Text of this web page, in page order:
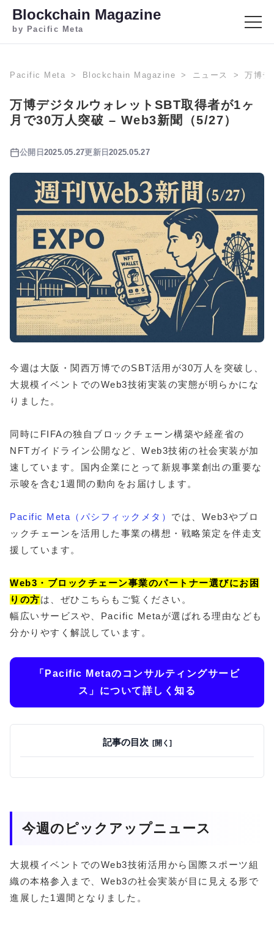
Blockchain Magazine
by Pacific Meta
Pacific Meta Blockchain Magazine ニュース 万博デ
万博デジタルウォレットSBT取得者が1ヶ
月で30万人突破 – Web3新聞（5/27）
公開日 2025.05.27更新日2025.05.27
今週は大阪・関西万博でのSBT活用が30万人を突破し、
大規模イベントでのWeb3技術実装の実態が明らかにな
りました。
同時にFIFAの独自ブロックチェーン構築や経産省の
NFTガイドライン公開など、Web3技術の社会実装が加
速しています。国内企業にとって新規事業創出の重要な
示唆を含む1週間の動向をお届けします。
Pacific Meta（パシフィックメタ） では、Web3やブロ
ックチェーンを活用した事業の構想・戦略策定を伴走支
援しています。
Web3・ブロックチェーン事業のパートナー選びにお困
りの方は、ぜひこちらもご覧ください。
幅広いサービスや、Pacific Metaが選ばれる理由なども
分かりやすく解説しています。
「Pacific Metaのコンサルティングサービ
ス」について詳しく知る
記事の目次
今週のピックアップニュース
大規模イベントでのWeb3技術活用から国際スポーツ組
織の本格参入まで、Web3の社会実装が目に見える形で
進展した1週間となりました。